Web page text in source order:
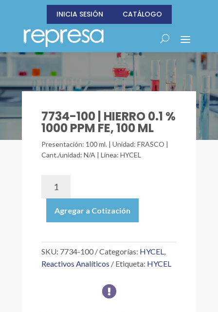
INICIA SESIÓN CATÁLOGO
7734-100 | HIERRO 0.1 %
1000 PPM FE, 100 ML
Presentación: 100 ml. | Unidad: FRASCO |
Cant./unidad: N/A | Línea: HYCEL
HIERRO
0.1
1000
FE,
Agregar a Cotización
SKU: 7734-100 Categorías: HYCEL,
Reactivos Analíticos
Etiqueta: HYCEL
